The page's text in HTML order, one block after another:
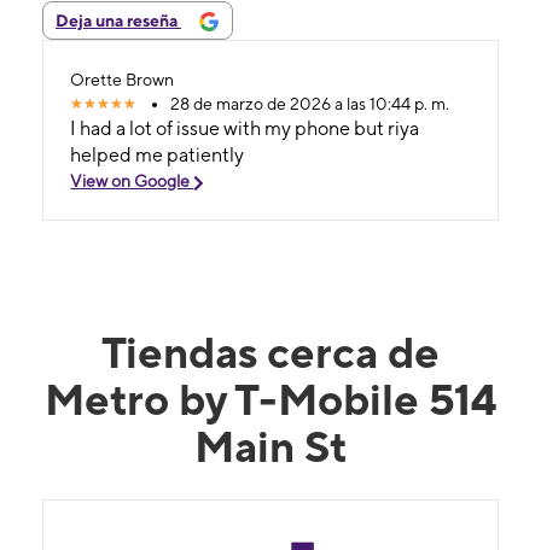
Deja una reseña
Orette Brown
28 de marzo de 2026 a las 10:44 p. m.
I had a lot of issue with my phone but riya
helped me patiently
View on Google
Tiendas cerca de
Metro by T-Mobile 514
Main St